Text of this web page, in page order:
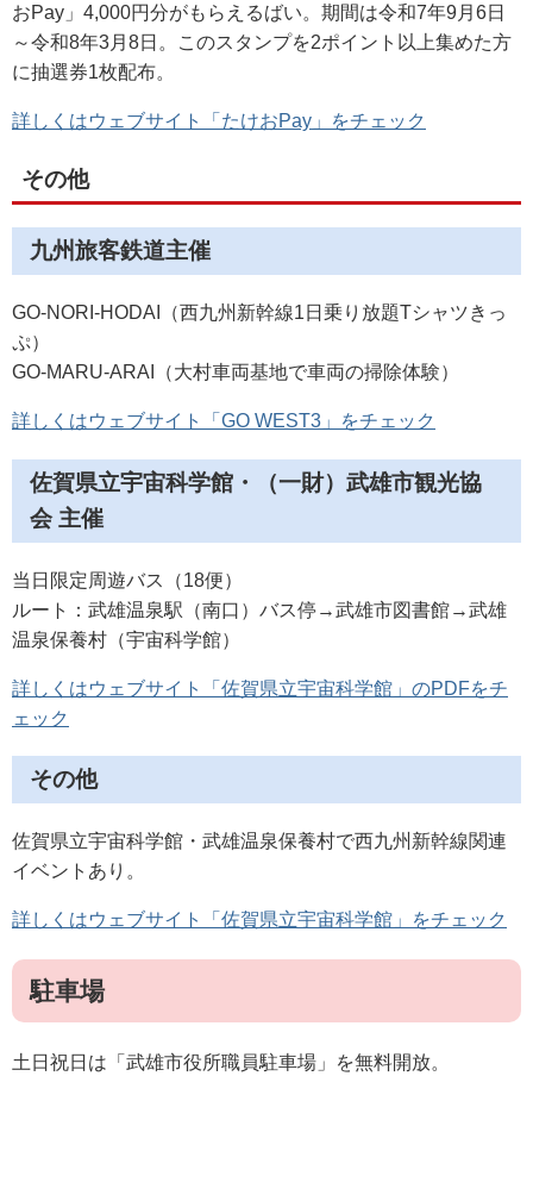
おPay」4,000円分がもらえるばい。期間は令和7年9月6日
～令和8年3月8日。このスタンプを2ポイント以上集めた方
に抽選券1枚配布。
詳しくはウェブサイト「たけおPay」をチェック
その他
九州旅客鉄道主催
GO-NORI-HODAI（西九州新幹線1日乗り放題Tシャツきっ
ぷ）
GO-MARU-ARAI（大村車両基地で車両の掃除体験）
詳しくはウェブサイト「GO WEST3」をチェック
佐賀県立宇宙科学館・（一財）武雄市観光協
会 主催
当日限定周遊バス（18便）
ルート：武雄温泉駅（南口）バス停→武雄市図書館→武雄
温泉保養村（宇宙科学館）
詳しくはウェブサイト「佐賀県立宇宙科学館」のPDFをチ
ェック
その他
佐賀県立宇宙科学館・武雄温泉保養村で西九州新幹線関連
イベントあり。
詳しくはウェブサイト「佐賀県立宇宙科学館」をチェック
駐車場
土日祝日は「武雄市役所職員駐車場」を無料開放。